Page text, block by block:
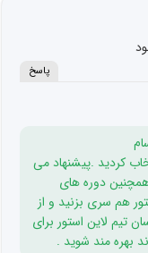
پاسخ
کردید .پیشنهاد می
همچنین دوره های
هم سری بزنید و از
تیم لاین استور برای
بهره مند شوید .